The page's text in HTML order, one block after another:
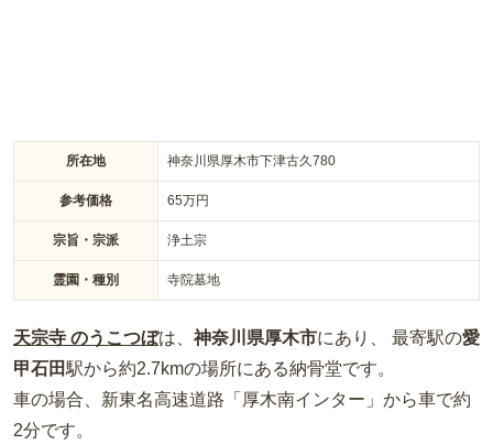
所在地 神奈川県厚木市下津古久780
参考価格 65万円
宗旨・宗派 浄土宗
霊園・種別 寺院墓地
天宗寺 のうこつぼは、 神奈川県厚木市にあり、 最寄駅の愛
甲石田駅から約2.7kmの場所にある納骨堂です。
車の場合 、新東名高速道路「厚木南インター」から車で約
2分です。